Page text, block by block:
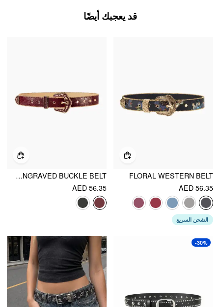
قد يعجبك أيضًا
FLORAL WESTERN BELT
AED 56.35
الشحن السريع
CROCODILE PATTERN ENGRAVED BUCKLE BELT
AED 56.35
-30%